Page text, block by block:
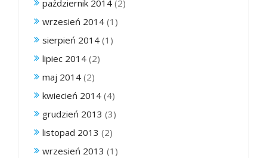
październik 2014 (2)
wrzesień 2014 (1)
sierpień 2014 (1)
lipiec 2014 (2)
maj 2014 (2)
kwiecień 2014 (4)
grudzień 2013 (3)
listopad 2013 (2)
wrzesień 2013 (1)